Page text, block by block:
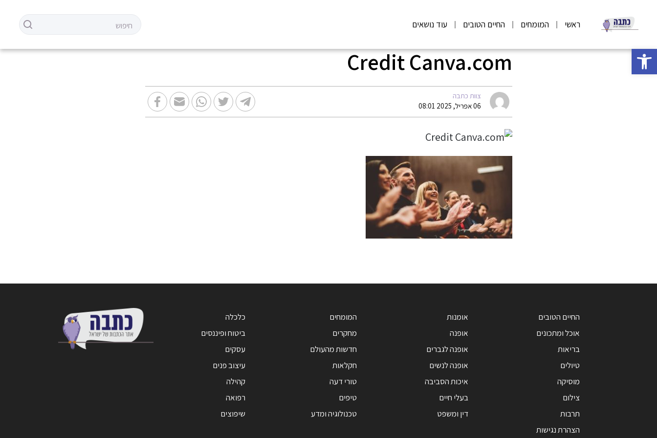
פתח סרגל נגישות
ראשי המומחים החיים הטובים עוד נושאים
Credit Canva.com
צוות כתבה
06 אפריל, 2025 08:01
החיים הטובים
אוכל ומתכונים
בריאות
טיולים
מוסיקה
צילום
תרבות
הצהרת נגישות
אומנות
אופנה
אופנה לגברים
אופנה לנשים
איכות הסביבה
בעלי חיים
דין ומשפט
המומחים
מחקרים
חדשות מהעולם
חקלאות
טורי דעה
טיפים
טכנולוגיה ומדע
כלכלה
ביטוח ופיננסים
עסקים
עיצוב פנים
קהילה
רפואה
שיפוצים